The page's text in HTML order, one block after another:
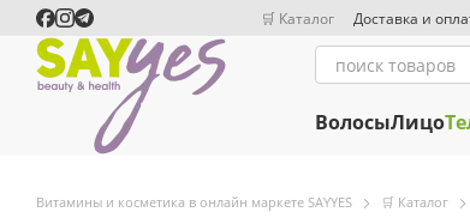
Перейти к основному контенту🛒 Каталог Доставка и
ВолосыЛицо
Витамины и косметика в онлайн маркете SAYYES 🛒 Каталог